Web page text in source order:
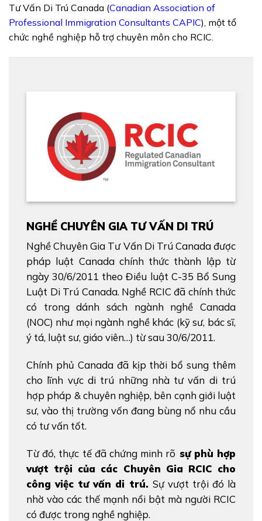
Tư Vấn Di Trú Canada (Canadian Association of
Professional Immigration Consultants CAPIC), một tổ
chức nghề nghiệp hỗ trợ chuyên môn cho RCIC.
NGHỀ CHUYÊN GIA TƯ VẤN DI TRÚ
Nghề Chuyên Gia Tư Vấn Di Trú Canada được
pháp luật Canada chính thức thành lập từ
ngày 30/6/2011 theo Điều luật C-35 Bổ Sung
Luật Di Trú Canada. Nghề RCIC đã chính thức
có trong dánh sách ngành nghề Canada
(NOC) như mọi ngành nghề khác (kỹ sư, bác sĩ,
ý tá, luật sư, giáo viên…) từ sau 30/6/2011.
Chính phủ Canada đã kịp thời bổ sung thêm
cho lĩnh vực di trú những nhà tư vấn di trú
hợp pháp & chuyên nghiệp, bên cạnh giới luật
sư, vào thị trường vốn đang bùng nổ nhu cầu
có tư vấn tốt.
Từ đó, thực tế đã chứng minh rõ sự phù hợp
vượt trội của các Chuyên Gia RCIC cho
công việc tư vấn di trú. Sự vượt trội đó là
nhờ vào các thế mạnh nổi bật mà người RCIC
có được trong nghề nghiệp.